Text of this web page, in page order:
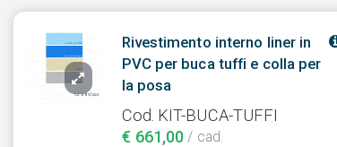
Rivestimento interno liner in
PVC per buca tuffi e colla per
la posa
Cod. KIT-BUCA-TUFFI
€ 661,00 / cad.